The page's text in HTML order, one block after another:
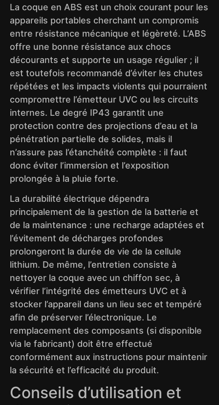
La coque en ABS est un choix courant pour les
appareils portables cherchant un compromis
entre résistance mécanique et légèreté. L’ABS
offre une bonne résistance aux chocs
décourants et supporte un usage régulier ; il
est toutefois recommandé d’éviter les chutes
répétées et les impacts violents qui pourraient
compromettre l’émetteur UVC ou les circuits
internes. Le degré IP43 garantit une
protection contre des projections d’eau et la
pénétration partielle de solides, mais il
n’assure pas l’étanchéité complète : il faut
donc éviter l’immersion et l’exposition
prolongée à la pluie forte.
La durabilité électrique dépendra
principalement de la gestion de la batterie et
de la maintenance : une recharge adaptées et
l’évitement de décharges profondes
prolongeront la durée de vie de la cellule
lithium. De même, l’entretien consiste à
nettoyer la coque avec un chiffon sec, à
vérifier l’intégrité des émetteurs UVC et à
stocker l’appareil dans un lieu sec et tempéré
afin de préserver l’électronique. Le
remplacement des composants (si disponible
via le fabricant) doit être effectué
conformément aux instructions pour maintenir
la sécurité et l’efficacité du produit.
Conseils d’utilisation et